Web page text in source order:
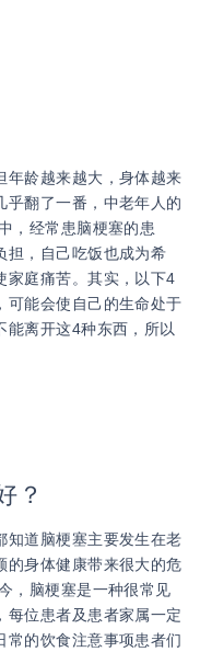
年龄越来越大，身体越来
乎翻了一番，中老年人的
经常患脑梗塞的患
担，自己吃饭也成为希
家庭痛苦。其实，以下4
可能会使自己的生命处于
能离开这4种东西，所以
？
知道脑梗塞主要发生在老
的身体健康带来很大的危
脑梗塞是一种很常见
每位患者及患者家属一定
常的饮食注意事项患者们